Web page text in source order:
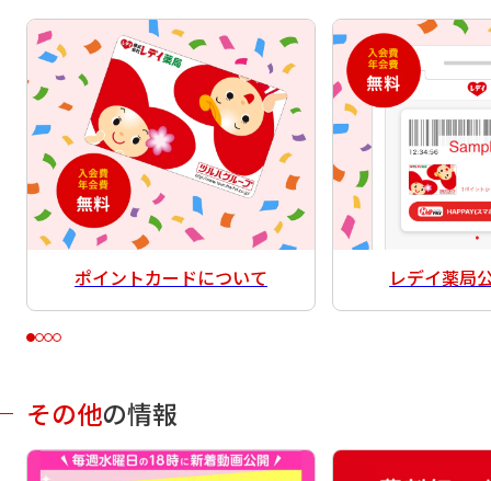
ポイントカードについて レデイ薬局
その他の情報